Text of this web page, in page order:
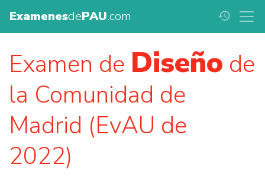
ExamenesdePAU.com history
Examen de Diseño de
la Comunidad de
Madrid (EvAU de
2022)